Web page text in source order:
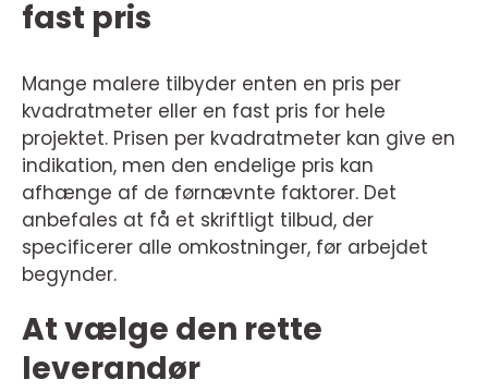
fast pris
Mange malere tilbyder enten en pris per
kvadratmeter eller en fast pris for hele
projektet. Prisen per kvadratmeter kan give en
indikation, men den endelige pris kan
afhænge af de førnævnte faktorer. Det
anbefales at få et skriftligt tilbud, der
specificerer alle omkostninger, før arbejdet
begynder.
At vælge den rette
leverandør